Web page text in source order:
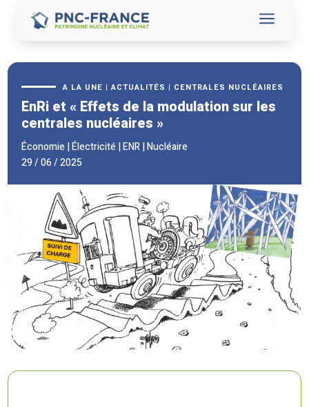
a
A LA UNE |ACTUALITÉS | CENTRALES NUCLÉAIRES
EnRi et « Effets de la modulation sur les
centrales nucléaires »
Économie|Électricité|ENR|Nucléaire
29 / 06 / 2025